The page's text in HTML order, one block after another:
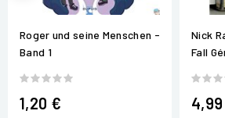
Roger und seine Menschen -
Band 1
1,20 €
Nick
Fall